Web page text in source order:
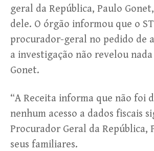
geral da República, Paulo
dele. O órgão informou que o
procurador-geral no pedido de
a investigação não revelou
Gonet.
“A Receita informa que não foi
nenhum acesso a dados fiscais
Procurador Geral da República,
seus familiares.